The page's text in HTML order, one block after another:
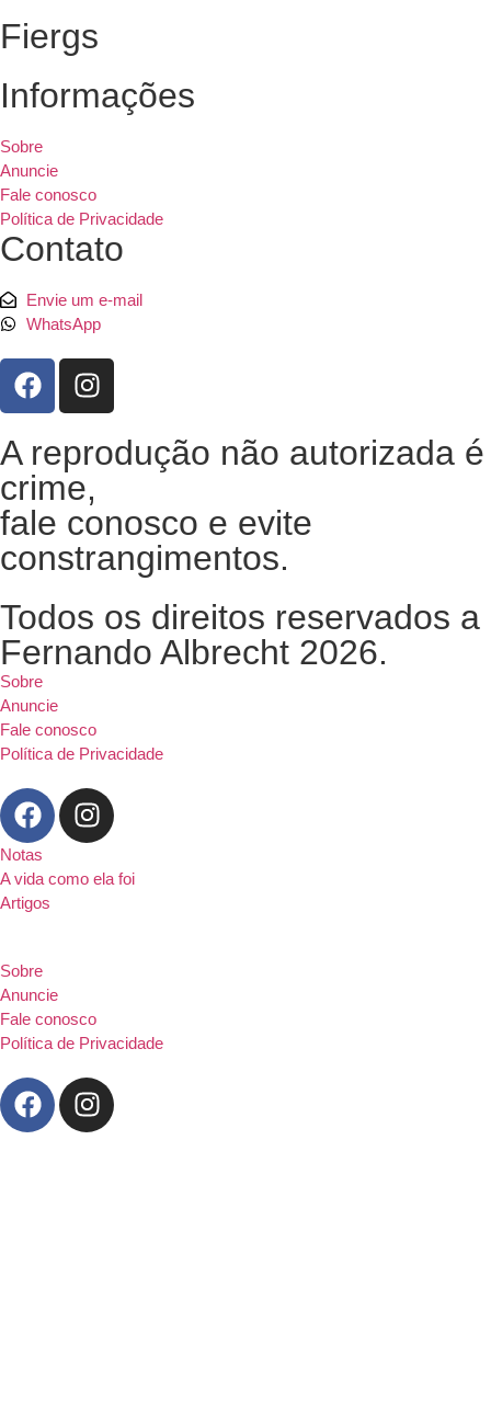
Fiergs
Informações
Sobre
Anuncie
Fale conosco
Política de Privacidade
Contato
Envie um e-mail
WhatsApp
A reprodução não autorizada é
crime,
fale conosco e evite
constrangimentos.
Todos os direitos reservados a
Fernando Albrecht 2026.
Sobre
Anuncie
Fale conosco
Política de Privacidade
Notas
A vida como ela foi
Artigos
Sobre
Anuncie
Fale conosco
Política de Privacidade